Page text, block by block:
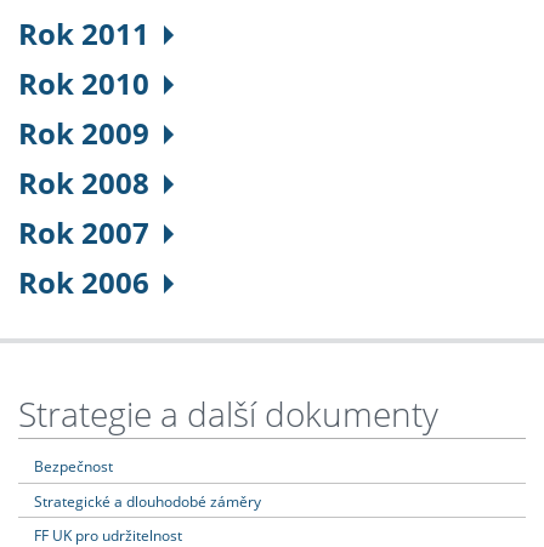
Rok 2011
Rok 2010
Rok 2009
Rok 2008
Rok 2007
Rok 2006
Strategie a další dokumenty
Bezpečnost
Strategické a dlouhodobé záměry
FF UK pro udržitelnost